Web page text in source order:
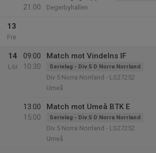
21:00
Degerbyhallen
13
Fre
14
Lör
09:00
10:30
Match mot Vindelns IF
Serielag - Div.5 D Norra Norrland
Div 5 Norra Norrland - LS27252
Umeå
13:00
15:00
Match mot Umeå BTK E
Serielag - Div.5 D Norra Norrland
Div 5 Norra Norrland - LS27252
Umeå